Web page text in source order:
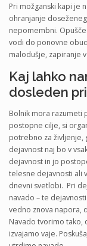
Pri možganski kapi je
ohranjanje
nepomembni.
vodi do ponovne
malodušje, zapiranje
Kaj lahko
dosleden
Bolnik mora razumeti
postopne cilje, si
potrebno za življenje,
dejavnost naj bo v
dejavnost in jo
telesne dejavnosti ali
dnevni svetlobi. Pri
navado – te
vedno znova napora,
Navado tvorimo
izvajamo vaje.